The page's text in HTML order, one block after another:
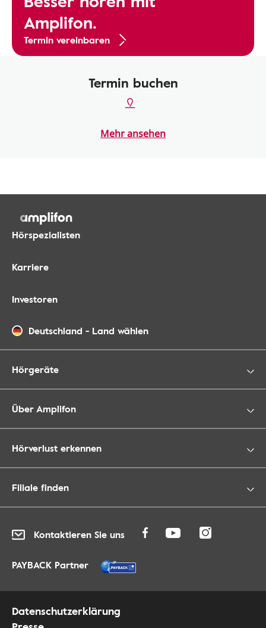
Amplifon.
Termin vereinbaren
Termin buchen
Mehr ansehen
Hörspezialisten
Karriere
Investoren
Deutschland - Land wählen
Hörgeräte
Über Amplifon
Hörverlust erkennen
Filiale finden
Kontaktieren Sie uns
PAYBACK Partner
Datenschutzerklärung